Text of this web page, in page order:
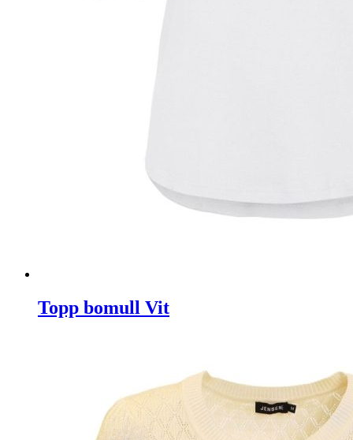
Topp bomull Vit